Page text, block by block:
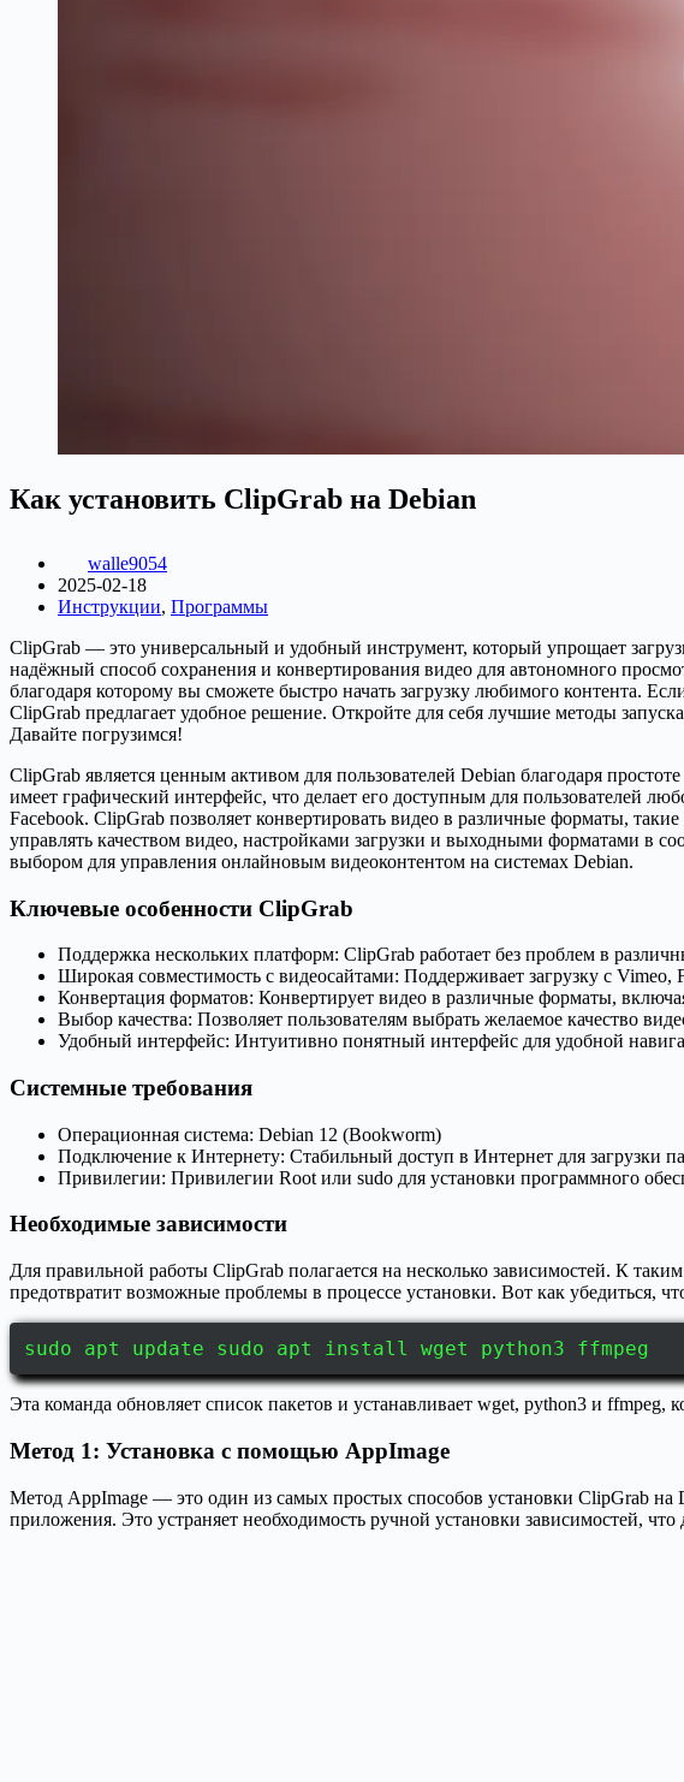
Как установить ClipGrab на Debian
walle9054
2025-02-18
Инструкции, Программы
ClipGrab — это универсальный и удобный инструмент, который упрощает
надёжный способ сохранения и конвертирования видео для автономного
благодаря которому вы сможете быстро начать загрузку любимого контента.
ClipGrab предлагает удобное решение. Откройте для себя лучшие методы
Давайте погрузимся!
ClipGrab является ценным активом для пользователей Debian благодаря
имеет графический интерфейс, что делает его доступным для пользователей
Facebook. ClipGrab позволяет конвертировать видео в различные форматы,
управлять качеством видео, настройками загрузки и выходными форматами в
выбором для управления онлайновым видеоконтентом на системах Debian.
Ключевые особенности ClipGrab
Поддержка нескольких платформ: ClipGrab работает без проблем в
Широкая совместимость с видеосайтами: Поддерживает загрузку с Vimeo,
Конвертация форматов: Конвертирует видео в различные форматы,
Выбор качества: Позволяет пользователям выбрать желаемое качество
Удобный интерфейс: Интуитивно понятный интерфейс для удобной
Системные требования
Операционная система: Debian 12 (Bookworm)
Подключение к Интернету: Стабильный доступ в Интернет для загрузки
Привилегии: Привилегии Root или sudo для установки программного
Необходимые зависимости
Для правильной работы ClipGrab полагается на несколько зависимостей. К
предотвратит возможные проблемы в процессе установки. Вот как убедиться,
sudo apt update sudo apt install wget python3 ffmpeg
Эта команда обновляет список пакетов и устанавливает wget, python3 и
Метод 1: Установка с помощью AppImage
Метод AppImage — это один из самых простых способов установки ClipGrab
приложения. Это устраняет необходимость ручной установки зависимостей,